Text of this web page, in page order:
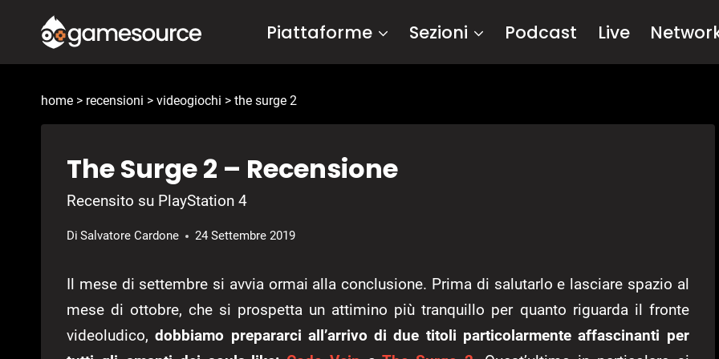
contenuto
Piattaforme Sezioni Podcast Live
home > recensioni > videogiochi > the surge 2
The Surge 2 – Recensione
Recensito su PlayStation 4
Di Salvatore Cardone 24 Settembre 2019
Il mese di settembre si avvia ormai alla conclusione. Prima di salutarlo e lasciare spazio al
mese di ottobre, che si prospetta un attimino più tranquillo per quanto riguarda il fronte
videoludico,dobbiamo prepararci all’arrivo di due titoli particolarmente affascinanti per